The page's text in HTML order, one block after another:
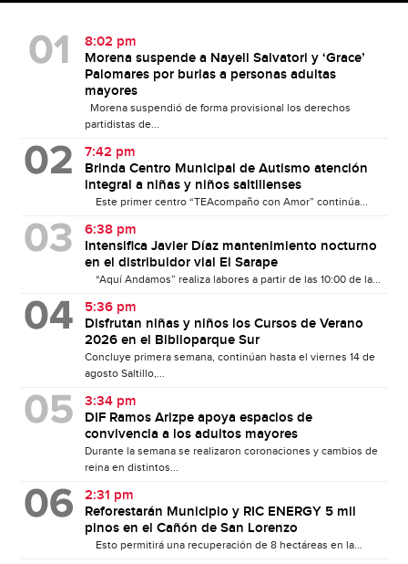
8:02 pm
Morena suspende a Nayeli Salvatori y ‘Grace’
Palomares por burlas a personas adultas
mayores
Morena suspendió de forma provisional los derechos
partidistas de...
7:42 pm
Brinda Centro Municipal de Autismo atención
integral a niñas y niños saltillenses
Este primer centro “TEAcompaño con Amor” continúa...
6:38 pm
Intensifica Javier Díaz mantenimiento nocturno
en el distribuidor vial El Sarape
“Aquí Andamos” realiza labores a partir de las 10:00 de la...
5:36 pm
Disfrutan niñas y niños los Cursos de Verano
2026 en el Biblioparque Sur
Concluye primera semana, continúan hasta el viernes 14 de
agosto Saltillo,...
3:34 pm
DIF Ramos Arizpe apoya espacios de
convivencia a los adultos mayores
Durante la semana se realizaron coronaciones y cambios de
reina en distintos...
2:31 pm
Reforestarán Municipio y RIC ENERGY 5 mil
pinos en el Cañón de San Lorenzo
Esto permitirá una recuperación de 8 hectáreas en la...